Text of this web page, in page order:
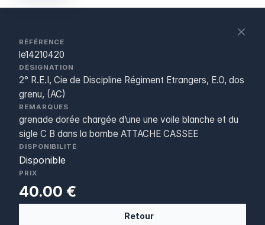
RÉFÉRENCE
le14210420
DÉSIGNATION
2° R.E.I, Cie de Discipline Régiment Etrangers, E.O, dos
grenu, (AC)
REMARQUES
grenade dorée chargée d’une une voile blanche et du
sigle C B dans la bombe ATTACHE CASSEE
DISPONIBILITÉ
Disponible
PRIX
40.00 €
Retour